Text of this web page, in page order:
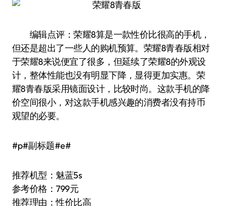
编辑点评：荣耀8算是一款性价比很高的手机，
但还是超出了一些人的购机预算。荣耀8青春版相对
于荣耀8来说便宜了很多，但延续了荣耀8的外观设
计，整体性能也没有明显下降，显得更加实惠。荣
耀8青春版采用镜面设计，比较时尚。这款手机的降
价空间很小，对这款手机感兴趣的消费者没有持币
观望的必要。
#p#副标题#e#
推荐机型：魅蓝5s
参考价格：799元
推荐理由：性价比高